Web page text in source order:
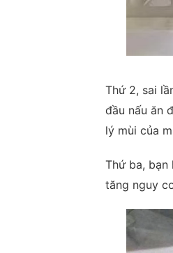
Thứ 2, sai
đầu nấu ăn
lý mùi của
Thứ ba,
tăng nguy